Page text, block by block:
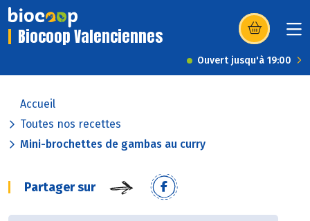
Biocoop Valenciennes (s’ouvre dans
Ouvert jusqu'à 19:00
Accueil
Toutes nos recettes
Mini-brochettes de gambas au curry
Partager sur